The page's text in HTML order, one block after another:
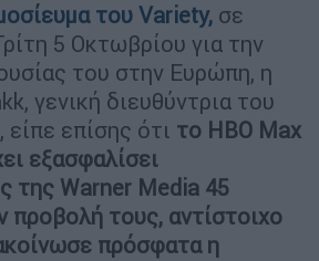
του Variety, σε
5 Οκτωβρίου για την
του στην Ευρώπη, η
γενική διευθύντρια του
επίσης ότι το HBO Max
εξασφαλίσει
της Warner Media 45
προβολή τους, αντίστοιχο
πρόσφατα η